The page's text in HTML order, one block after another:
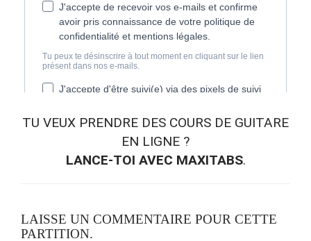
TU VEUX PRENDRE DES COURS DE GUITARE
EN LIGNE ?
LANCE-TOI AVEC MAXITABS.
LAISSE UN COMMENTAIRE POUR CETTE
PARTITION.